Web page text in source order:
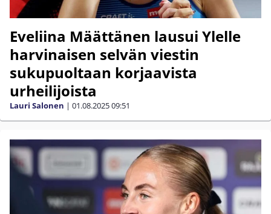
Eveliina Määttänen lausui Ylelle
harvinaisen selvän viestin
sukupuoltaan korjaavista
urheilijoista
Lauri Salonen | 01.08.202509:51